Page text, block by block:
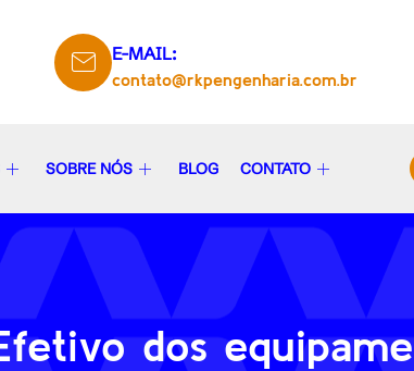
E-MAIL:
contato@rkpengenharia.com.br
SOBRE NÓS BLOG CONTATO
dos